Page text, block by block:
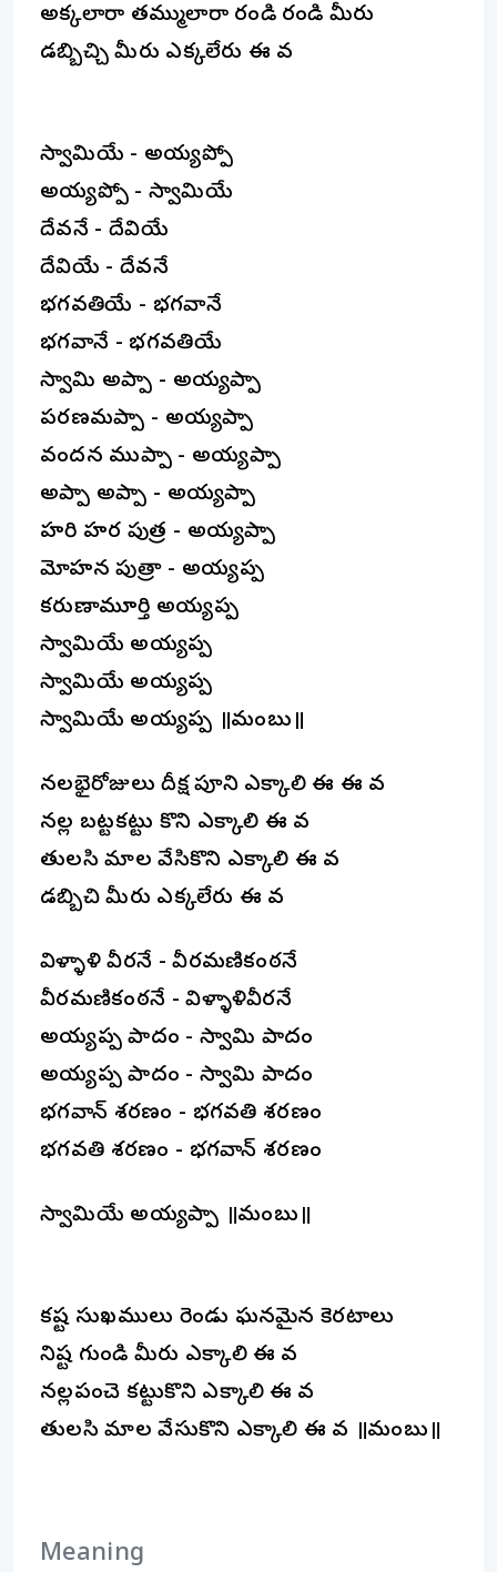
అక్కలారా తమ్ములారా రండి రండి మీరు
డబ్బిచ్చి మీరు ఎక్కలేరు ఈ నావ
స్వామియే - అయ్యప్పో
అయ్యప్పో - స్వామియే
దేవనే - దేవియే
దేవియే - దేవనే
భగవతియే - భగవానే
భగవానే - భగవతియే
స్వామి అప్పా - అయ్యప్పా
పరణమప్పా - అయ్యప్పా
వందన ముప్పా - అయ్యప్పా
అప్పా అప్పా - అయ్యప్పా
హరి హర పుత్ర - అయ్యప్పా
మోహన పుత్రా - అయ్యప్ప
కరుణామూర్తి అయ్యప్ప
స్వామియే అయ్యప్ప
స్వామియే అయ్యప్ప
స్వామియే అయ్యప్ప ॥నామంబు॥
నలభైరోజులు దీక్ష పూని ఎక్కాలి ఈ ఈ నావ
నల్ల బట్టకట్టు కొని ఎక్కాలి ఈ నావ
తులసి మాల వేసికొని ఎక్కాలి ఈ నావ
డబ్బిచి మీరు ఎక్కలేరు ఈ నావ
విళ్ళాళి వీరనే - వీరమణికంఠనే
వీరమణికంఠనే - విళ్ళాళివీరనే
అయ్యప్ప పాదం - స్వామి పాదం
అయ్యప్ప పాదం - స్వామి పాదం
భగవాన్ శరణం - భగవతి శరణం
భగవతి శరణం - భగవాన్ శరణం
స్వామియే అయ్యప్పా ॥నామంబు॥
కష్ట సుఖములు రెండు ఘనమైన కెరటాలు
నిష్ట గుండి మీరు ఎక్కాలి ఈ నావ
నల్లపంచె కట్టుకొని ఎక్కాలి ఈ నావ
తులసి మాల వేసుకొని ఎక్కాలి ఈ నావ ॥నామంబు॥
Meaning